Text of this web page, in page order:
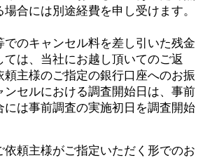
合には別途経費を申し受けます。
でのキャンセル料を差し引いた残金
は、当社にお越し頂いてのご返
頼主様のご指定の銀行口座へのお振
ンセルにおける調査開始日は、事前
には事前調査の実施初日を調査開始
依頼主様がご指定いただく形でのお